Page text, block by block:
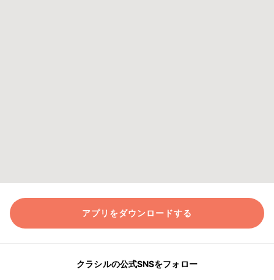
アプリをダウンロードする
クラシルの公式SNSをフォロー